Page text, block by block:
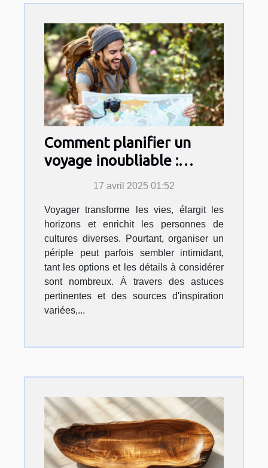
Comment planifier un
voyage inoubliable :
Astuces et inspirations
17 avril 2025 01:52
Voyager transforme les vies, élargit les
horizons et enrichit les personnes de
cultures diverses. Pourtant, organiser un
périple peut parfois sembler intimidant,
tant les options et les détails à considérer
sont nombreux. À travers des astuces
pertinentes et des sources d'inspiration
variées,...